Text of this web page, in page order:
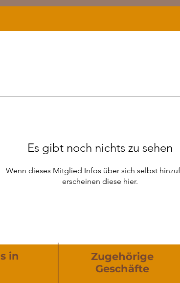
Es gibt noch nichts zu sehen
Wenn dieses Mitglied Infos über sich selbst
erscheinen diese hier.
in
Zugehörige
Geschäfte